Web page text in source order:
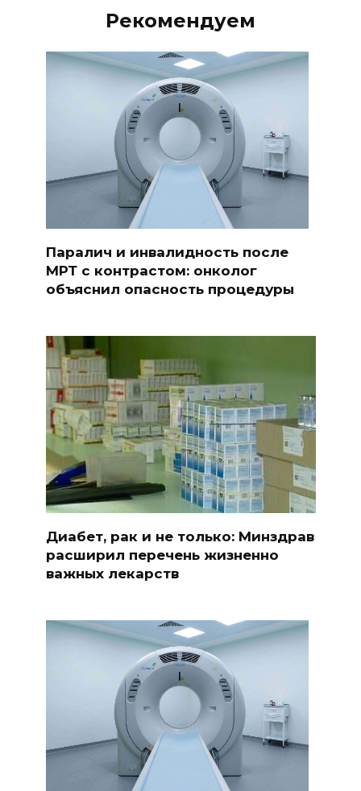
Рекомендуем
Паралич и инвалидность после
МРТ с контрастом: онколог
объяснил опасность процедуры
Диабет, рак и не только: Минздрав
расширил перечень жизненно
важных лекарств